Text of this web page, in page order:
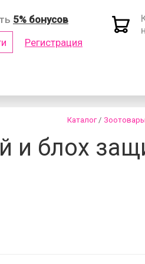
5% бонусов
Регистрация
Каталог / Зоотовары
и блох